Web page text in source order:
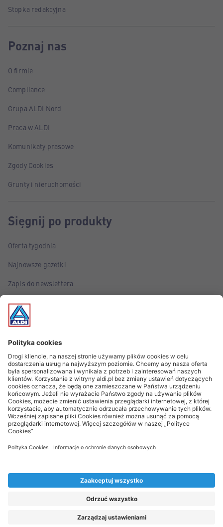
Stopka redakcyjna
Poznaj nas
O firmie
Compliance
Grupa ALDI Nord
Praca w ALDI
Komunikaty prasowe
Zgody Cookies
Grunty i nieruchomości
Sięgnij po produkty
Oferta tygodnia
Najnowsze gazetki
Zapis do newslettera
Poznaj marki własne ALDI
Śledź wydarzenia!
Informacje z gwiazdką oraz Ważne informacje prawne
Znak AI* oznacza, że grafiki były przygotowane przy wsparciu
AI
zostać wyprzedane.
** Podane ceny są cenami regularnymi, cena produktu może ulec
zmianie w zależności od obowiązującego tygodnia akcyjnego.